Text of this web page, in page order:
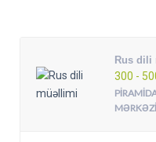
Rus dili
300 -
MƏRKƏZI